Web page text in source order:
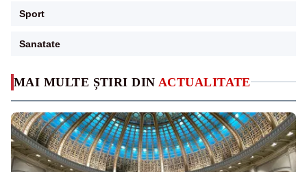
MAI MULTE ȘTIRI DIN ACTUALITATE
Sport
Sanatate